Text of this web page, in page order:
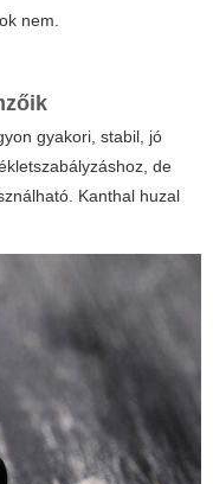
nem.
gyakori, stabil, jó
de
Kanthal huzal